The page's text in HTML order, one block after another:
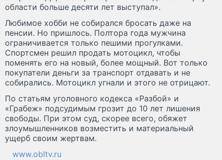
области больше десяти лет выступал».
Любимое хобби не собирался бросать даже на
пенсии. Но пришлось. Полтора года мужчина
ограничивается только пешими прогулками.
Спортсмен решил продать мотоцикл, чтобы
поменять его на новый, более мощный. Вот только
покупатели деньги за транспорт отдавать и не
собирались. Мотоцикл угнали и этого не отрицают.
По статьям уголовного кодекса «Разбой» и
«Грабеж» подсудимым грозит до 10 лет лишения
свободы. При этом суд, скорее всего, обяжет
злоумышленников возместить и материальный
ущерб своим жертвам.
www.obltv.ru